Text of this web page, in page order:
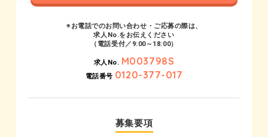
※お電話でのお問い合わせ・ご応募の際は、
求人No.をお伝えください
（電話受付／9:00～18:00）
求人No. M003798S
電話番号 0120-377-017
募集要項